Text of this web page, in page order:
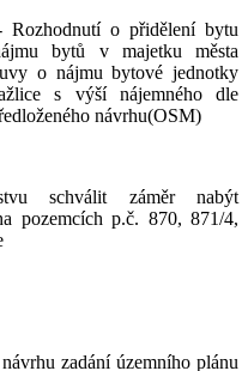
o přidělení bytu
bytů v majetku města
o nájmu bytové jednotky
s výší nájemného dle
návrhu(OSM)
schválit záměr nabýt
pozemcích p.č. 870, 871/4,
zadání územního plánu